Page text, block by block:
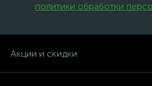
политики обработки
Акции и скидки